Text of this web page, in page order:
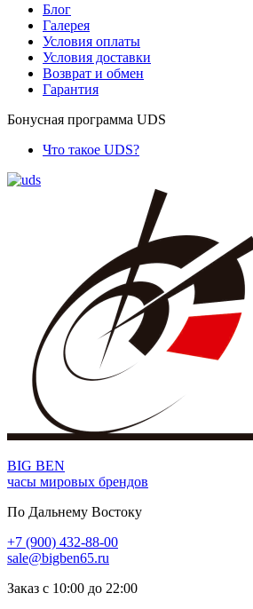
Блог
Галерея
Условия оплаты
Условия доставки
Возврат и обмен
Гарантия
Бонусная программа UDS
Что такое UDS?
BIG BEN
часы мировых брендов
По Дальнему Востоку
+7 (900) 432-88-00
sale@bigben65.ru
Заказ с 10:00 до 22:00